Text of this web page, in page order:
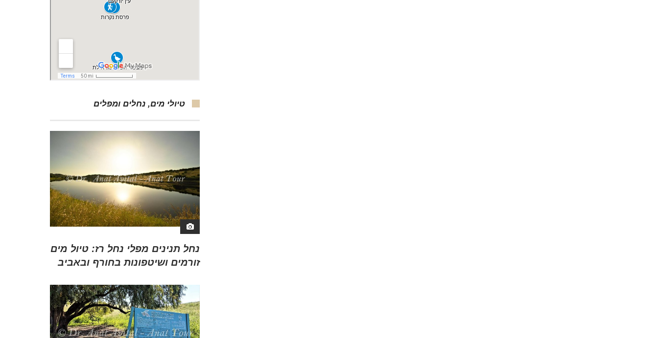
טיולי מים, נחלים ומפלים
נחל תנינים מפלי נחל רז: טיול מים
זורמים ושיטפונות בחורף ובאביב